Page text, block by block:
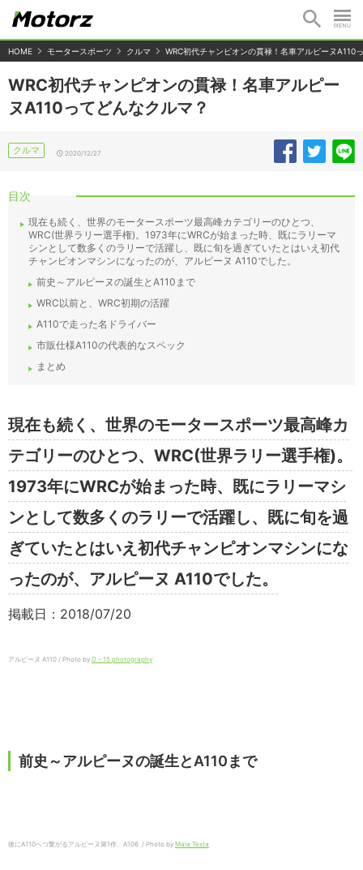
HOME モータースポーツ クルマ WRC初代チャンピオンの貫禄！名車アルピーヌA110
WRC初代チャンピオンの貫禄！名車アルピー
ヌA110ってどんなクルマ？
クルマ 2020/12/27
目次
現在も続く、世界のモータースポーツ最高峰カテゴリーのひとつ、
WRC(世界ラリー選手権)。1973年にWRCが始まった時、既にラリーマ
シンとして数多くのラリーで活躍し、既に旬を過ぎていたとはいえ初代
チャンピオンマシンになったのが、アルピーヌ A110でした。
前史～アルピーヌの誕生とA110まで
WRC以前と、WRC初期の活躍
A110で走った名ドライバー
市販仕様A110の代表的なスペック
まとめ
現在も続く、世界のモータースポーツ最高峰カ
テゴリーのひとつ、WRC(世界ラリー選手権)。
1973年にWRCが始まった時、既にラリーマシ
ンとして数多くのラリーで活躍し、既に旬を過
ぎていたとはいえ初代チャンピオンマシンにな
ったのが、アルピーヌ A110でした。
掲載日：2018/07/20
アルピーヌ A110 / Photo by D – 15 photography
前史～アルピーヌの誕生とA110まで
後にA110へつ繋がるアルピーヌ第1作、A106 / Photo by Mala Testa